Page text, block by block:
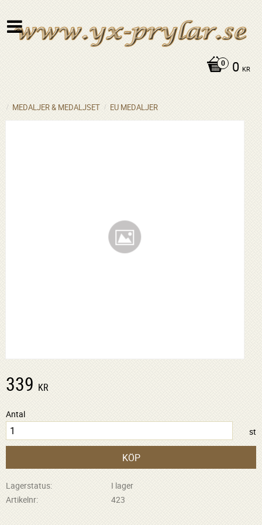
0 KR
MEDALJER & MEDALJSET EU MEDALJER
339 KR
Antal
st
KÖP
Lagerstatus
I lager
Artikelnr
423